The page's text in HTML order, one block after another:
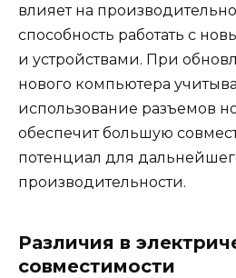
влияет на
способность работать с
и устройствами. При
нового компьютера
использование разъемов
обеспечит большую
потенциал для
производительности.
Различия в
совместимости